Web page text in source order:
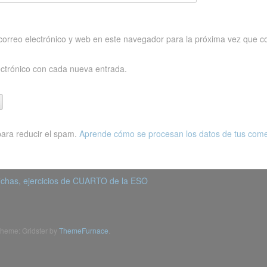
electrónico y web en este navegador para la próxima vez que
con cada nueva entrada.
reducir el spam. Aprende cómo se procesan los datos de tus
ejercicios de CUARTO de la ESO
Gridster by ThemeFurnace